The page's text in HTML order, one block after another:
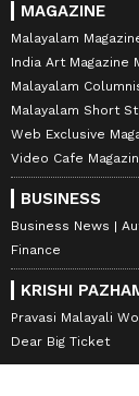
MAGAZINE
Malayalam
India Art Magazine
Malayalam
Malayalam Short
Web Exclusive
Video Cafe
BUSINESS
Business News
Finance
KRISHI
Pravasi Malayali
Dear Big Ticket